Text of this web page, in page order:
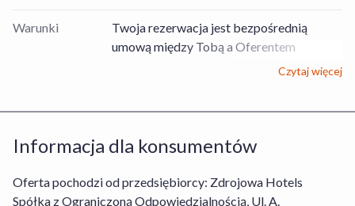
Warunki
Twoja rezerwacja jest bezpośrednią
umową między Tobą a Oferentem
Usług/Obiektem, dotyczącą rezerwacji
Organizatorem turystyki, dotyczącą
odpowiedzialną za prawidłowe wykonanie
umowy w odniesieniu do rezerwacji
Czytaj więcej
Informacja dla konsumentów
Oferta pochodzi od przedsiębiorcy: Zdrojowa Hotels
Spółka z Ograniczoną Odpowiedzialnością, Ul. A.